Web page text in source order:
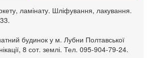
ламінату. Шліфування, лакування.
будинок у м. Лубни Полтавської
8 сот. землі. Тел. 095-904-79-24.